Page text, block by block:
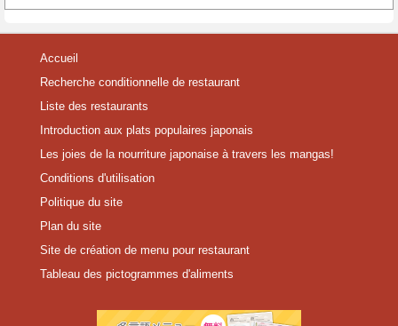
Accueil
Recherche conditionnelle de restaurant
Liste des restaurants
Introduction aux plats populaires japonais
Les joies de la nourriture japonaise à travers les mangas!
Conditions d'utilisation
Politique du site
Plan du site
Site de création de menu pour restaurant
Tableau des pictogrammes d'aliments